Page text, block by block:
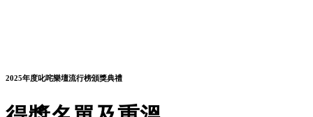
2025年度叱咤樂壇流行榜頒獎典禮